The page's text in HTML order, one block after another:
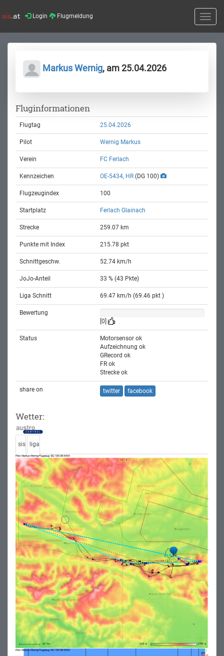
Login Flugmeldung
Toggle
Markus Wernig, am 25.04.2026
Fluginformationen
Flugtag 25.04.2026
Pilot Wernig Markus
Verein FC Ferlach
Kennzeichen OE-5434, HR (DG 100)
Flugzeugindex 100
Startplatz Ferlach Glainach
Strecke 259.07 km
Punkte mit Index 215.78 pkt
Schnittgeschw. 52.74 km/h
JoJo-Anteil 33 % (43 Pkte)
Liga Schnitt 69.47 km/h (69.46 pkt )
Bewertung
[0]
Status
Motorsensor ok
Aufzeichnung ok
GRecord ok
FR ok
Strecke ok
share on twitter facebook
Wetter:
sis liga